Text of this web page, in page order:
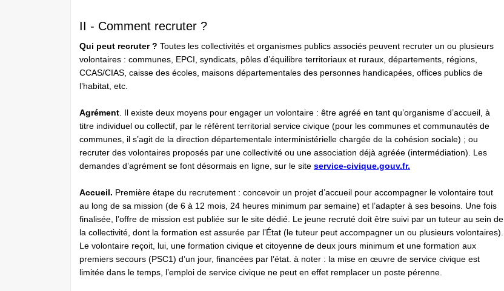
II - Comment recruter ?
Qui peut recruter ? Toutes les collectivités et organismes publics associés peuvent recruter un ou plusieurs
volontaires : communes, EPCI, syndicats, pôles d’équilibre territoriaux et ruraux, départements, régions,
CCAS/CIAS, caisse des écoles, maisons départementales des personnes handicapées, offices publics de
l’habitat, etc.
Agrément . Il existe deux moyens pour engager un volontaire : être agréé en tant qu’organisme d’accueil, à
titre individuel ou collectif, par le référent territorial service civique (pour les communes et communautés de
communes, il s’agit de la direction départementale interministérielle chargée de la cohésion sociale) ; ou
recruter des volontaires proposés par une collectivité ou une association déjà agréée (intermédiation). Les
demandes d’agrément se font désormais en ligne, sur le site service-civique.gouv.fr.
Accueil. Première étape du recrutement : concevoir un projet d’accueil pour accompagner le volontaire tout
au long de sa mission (de 6 à 12 mois, 24 heures minimum par semaine) et l’adapter à ses besoins. Une fois
finalisée, l’offre de mission est publiée sur le site dédié. Le jeune recruté doit être suivi par un tuteur au sein de
la collectivité, dont la formation est assurée par l’État (le tuteur peut accompagner un ou plusieurs volontaires).
Le volontaire reçoit, lui, une formation civique et citoyenne de deux jours minimum et une formation aux
premiers secours (PSC1) d’un jour, financées par l’état. à noter : la mise en œuvre de service civique est
limitée dans le temps, l’emploi de service civique ne peut en effet remplacer un poste pérenne.